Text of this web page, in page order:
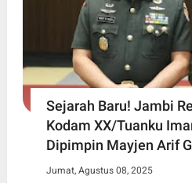
Sejarah Baru! Jambi
Kodam XX/Tuanku
Dipimpin Mayjen Arif
Jumat, Agustus 08, 2025